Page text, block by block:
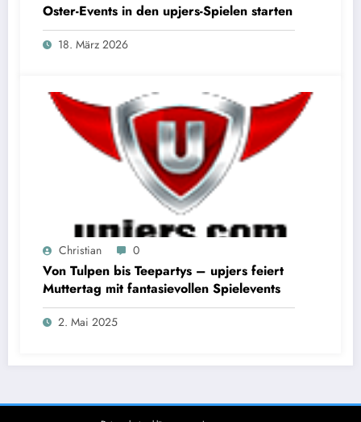
Oster-Events in den upjers-Spielen starten
18. März 2026
Christian 0
Von Tulpen bis Teepartys – upjers feiert
Muttertag mit fantasievollen Spielevents
2. Mai 2025